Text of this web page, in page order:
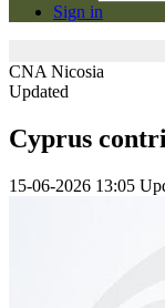
Sign in
CNA Nicosia
Updated
Cyprus
15-06-2026 13:05